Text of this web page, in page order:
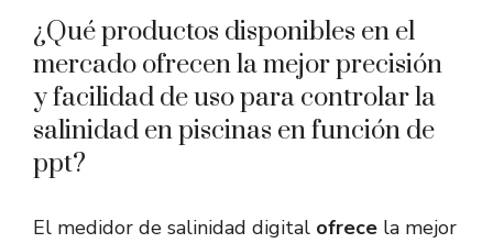
¿Qué productos disponibles en el
mercado ofrecen la mejor precisión
y facilidad de uso para controlar la
salinidad en piscinas en función de
ppt?
El medidor de salinidad digital ofrece la mejor